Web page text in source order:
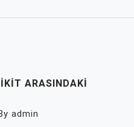
ARASINDAKI
admin